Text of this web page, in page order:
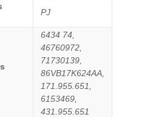
PJ
6434 74,
46760972,
71730139,
86VB17K624AA,
171.955.651,
6153469,
431.955.651